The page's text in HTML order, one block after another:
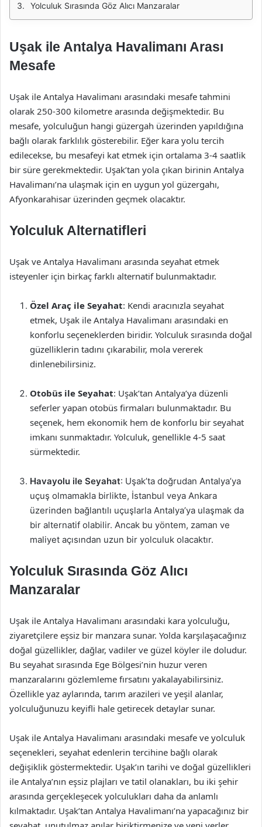
Yolculuk Sırasında Göz Alıcı Manzaralar
Uşak ile Antalya Havalimanı Arası
Mesafe
Uşak ile Antalya Havalimanı arasındaki mesafe tahmini
olarak 250-300 kilometre arasında değişmektedir. Bu
mesafe, yolculuğun hangi güzergah üzerinden yapıldığına
bağlı olarak farklılık gösterebilir. Eğer kara yolu tercih
edilecekse, bu mesafeyi kat etmek için ortalama 3-4 saatlik
bir süre gerekmektedir. Uşak’tan yola çıkan birinin Antalya
Havalimanı’na ulaşmak için en uygun yol güzergahı,
Afyonkarahisar üzerinden geçmek olacaktır.
Yolculuk Alternatifleri
Uşak ve Antalya Havalimanı arasında seyahat etmek
isteyenler için birkaç farklı alternatif bulunmaktadır.
Özel Araç ile Seyahat: Kendi aracınızla seyahat
etmek, Uşak ile Antalya Havalimanı arasındaki en
konforlu seçeneklerden biridir. Yolculuk sırasında doğal
güzelliklerin tadını çıkarabilir, mola vererek
dinlenebilirsiniz.
Otobüs ile Seyahat: Uşak’tan Antalya’ya düzenli
seferler yapan otobüs firmaları bulunmaktadır. Bu
seçenek, hem ekonomik hem de konforlu bir seyahat
imkanı sunmaktadır. Yolculuk, genellikle 4-5 saat
sürmektedir.
Havayolu ile Seyahat: Uşak’ta doğrudan Antalya’ya
uçuş olmamakla birlikte, İstanbul veya Ankara
üzerinden bağlantılı uçuşlarla Antalya’ya ulaşmak da
bir alternatif olabilir. Ancak bu yöntem, zaman ve
maliyet açısından uzun bir yolculuk olacaktır.
Yolculuk Sırasında Göz Alıcı
Manzaralar
Uşak ile Antalya Havalimanı arasındaki kara yolculuğu,
ziyaretçilere eşsiz bir manzara sunar. Yolda karşılaşacağınız
doğal güzellikler, dağlar, vadiler ve güzel köyler ile doludur.
Bu seyahat sırasında Ege Bölgesi’nin huzur veren
manzaralarını gözlemleme fırsatını yakalayabilirsiniz.
Özellikle yaz aylarında, tarım arazileri ve yeşil alanlar,
yolculuğunuzu keyifli hale getirecek detaylar sunar.
Uşak ile Antalya Havalimanı arasındaki mesafe ve yolculuk
seçenekleri, seyahat edenlerin tercihine bağlı olarak
değişiklik göstermektedir. Uşak’ın tarihi ve doğal güzellikleri
ile Antalya’nın eşsiz plajları ve tatil olanakları, bu iki şehir
arasında gerçekleşecek yolculukları daha da anlamlı
kılmaktadır. Uşak’tan Antalya Havalimanı’na yapacağınız bir